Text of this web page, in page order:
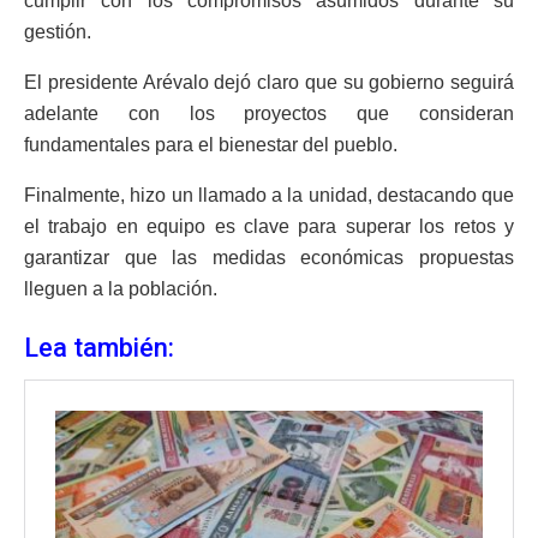
gestión.
El presidente Arévalo dejó claro que su gobierno seguirá
adelante con los proyectos que consideran
fundamentales para el bienestar del pueblo.
Finalmente, hizo un llamado a la unidad, destacando que
el trabajo en equipo es clave para superar los retos y
garantizar que las medidas económicas propuestas
lleguen a la población.
Lea también: